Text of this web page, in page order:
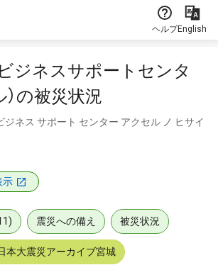
ヘルプEnglish
ジネスサポートセンタ
）の被災状況
ジネス サポート センター アクセル ノ ヒサイ
示
震災への備え 被災状況
本大震災アーカイブ宮城